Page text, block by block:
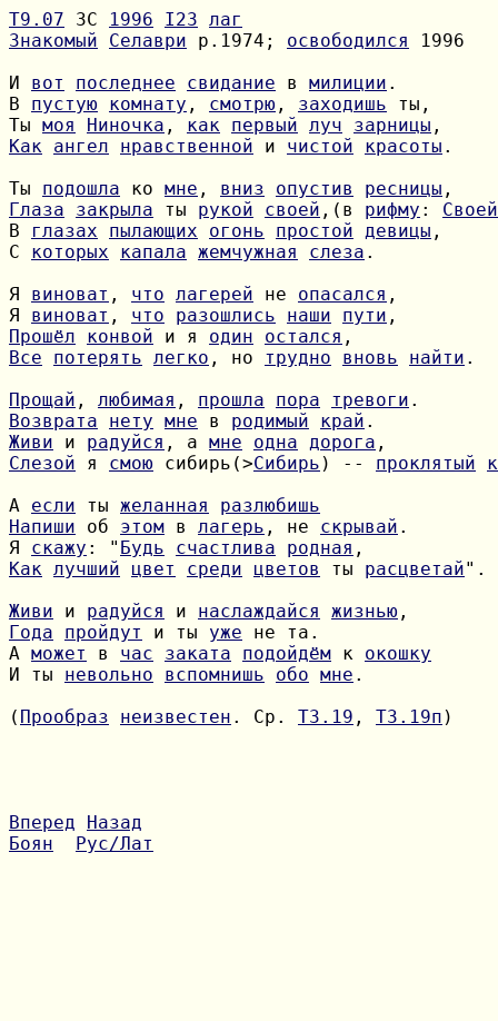
Т9.07 ЗС 1996 I23 лаг
Знакомый
Селаври р.1974; освободился
1996
И вот последнее свидание в милиции
В пустую комнату , смотрю , заходишь
Ты моя Ниночка , как первый луч зарницы
Как ангел нравственной и чистой красоты .
Ты подошла ко мне , вниз опустив ресницы
Глаза
закрыла ты рукой своей ,(в рифму : Своей
В
глазах пылающих огонь простой девицы
С которых капала жемчужная слеза .
Я виноват , что лагерей не опасался
Я виноват , что разошлись наши пути
Прошёл
конвой и я один остался
Все
потерять легко , но трудно вновь найти .
Прощай , любимая , прошла пора тревоги
Возврата
нету мне в родимый край
Живи и радуйся , а мне одна дорога
Слезой я смою сибирь(>Сибирь ) -- проклятый
А если ты желанная
разлюбишь
Напиши об этом в лагерь , не скрывай
Я скажу : " Будь счастлива родная
Как лучший цвет среди цветов ты расцветай".
Живи и радуйся и наслаждайся жизнью
Года
пройдут и ты уже
А может в час заката подойдём к окошку
И ты невольно вспомнишь обо мне .
( Прообраз неизвестен . Ср. Т3.19 , Т3.19п )
Вперед
Назад
Боян
Рус/Лат